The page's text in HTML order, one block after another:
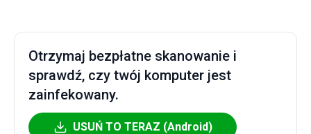
Otrzymaj bezpłatne skanowanie i
sprawdź, czy twój komputer jest
zainfekowany.
USUŃ TO TERAZ (Android)